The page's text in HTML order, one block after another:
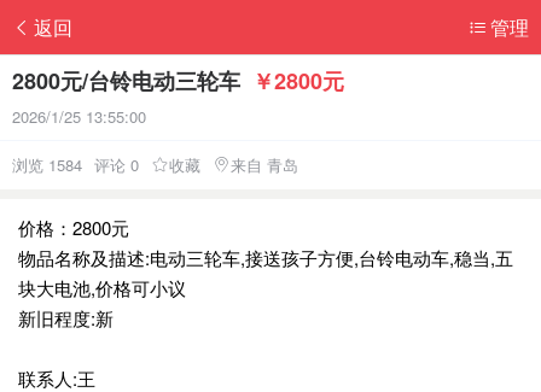
返回 管理
2800元/台铃电动三轮车 ￥2800元
2026/1/25 13:55:00
浏览 1584 评论 0 收藏 来自 青岛
价格：2800元
物品名称及描述:电动三轮车,接送孩子方便,台铃电动车,稳当,五
块大电池,价格可小议
新旧程度:新
联系人:王